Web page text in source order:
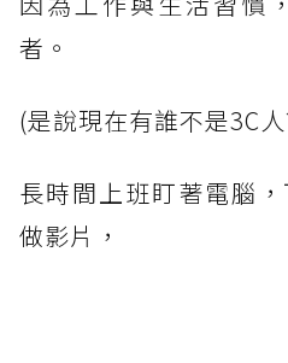
者。
(是說現在有誰不是3C
長時間上班盯著電腦
做影片，